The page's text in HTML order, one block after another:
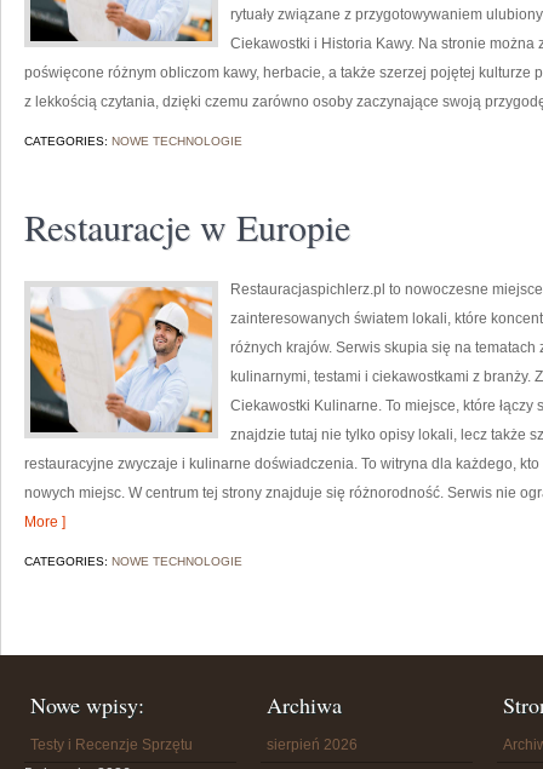
rytuały związane z przygotowywaniem
Ciekawostki i Historia Kawy. Na stronie można
poświęcone różnym obliczom kawy, herbacie, a także szerzej pojętej kulturze
z lekkością czytania, dzięki czemu zarówno osoby zaczynające swoją
CATEGORIES: NOWE TECHNOLOGIE
Restauracje w Europie
Restauracjaspichlerz.pl to nowoczesne
zainteresowanych światem lokali, które
różnych krajów. Serwis skupia się na
kulinarnymi, testami i ciekawostkami z branży.
Ciekawostki Kulinarne. To miejsce, które
znajdzie tutaj nie tylko opisy lokali, lecz także
restauracyjne zwyczaje i kulinarne doświadczenia. To witryna dla każdego,
nowych miejsc. W centrum tej strony znajduje się różnorodność. Serwis nie
More ]
CATEGORIES: NOWE TECHNOLOGIE
Nowe wpisy:
Testy i Recenzje Sprzętu
Archiwa
sierpień 2026